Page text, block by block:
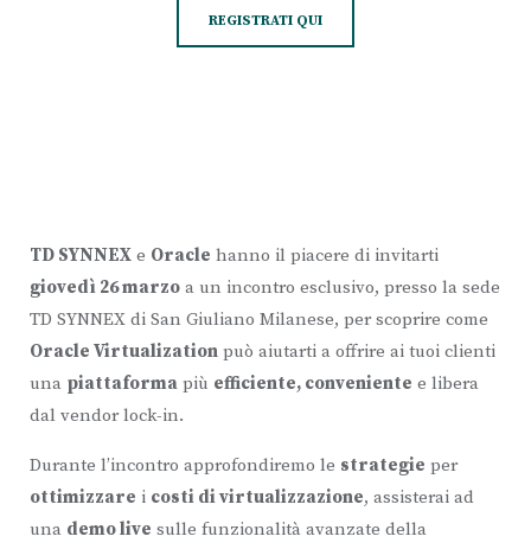
REGISTRATI QUI
TD SYNNEX e Oracle hanno il piacere di invitarti
giovedì 26 marzo a un incontro esclusivo, presso la sede
TD SYNNEX di San Giuliano Milanese, per scoprire come
Oracle Virtualization può aiutarti a offrire ai tuoi clienti
una piattaforma più efficiente, conveniente e libera
dal vendor lock-in.
Durante l’incontro approfondiremo le strategie per
ottimizzare i costi di virtualizzazione, assisterai ad
una demo live sulle funzionalità avanzate della